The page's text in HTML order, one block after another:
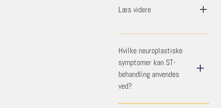
Læs videre
Hvilke neuroplastiske
symptomer kan ST-
behandling anvendes
ved?